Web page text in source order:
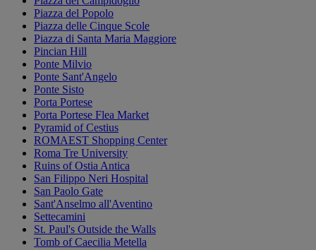
Piazza del Popolo
Piazza delle Cinque Scole
Piazza di Santa Maria Maggiore
Pincian Hill
Ponte Milvio
Ponte Sant'Angelo
Ponte Sisto
Porta Portese
Porta Portese Flea Market
Pyramid of Cestius
ROMAEST Shopping Center
Roma Tre University
Ruins of Ostia Antica
San Filippo Neri Hospital
San Paolo Gate
Sant'Anselmo all'Aventino
Settecamini
St. Paul's Outside the Walls
Tomb of Caecilia Metella